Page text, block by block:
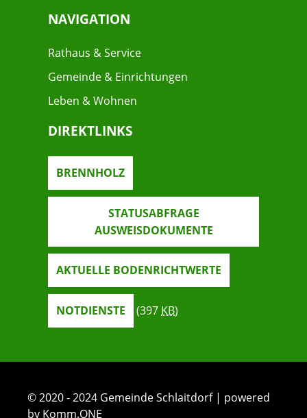
NAVIGATION
Rathaus & Service
Gemeinde & Einrichtungen
Leben & Wohnen
DIREKTLINKS
BRENNHOLZ
STATUSABFRAGE
AUSWEISDOKUMENTE
AKTUELLE BODENRICHTWERTE
NOTDIENSTE (397 KB)
© 2020 - 2024 Gemeinde Schlaitdorf | powered
by Komm.ONE